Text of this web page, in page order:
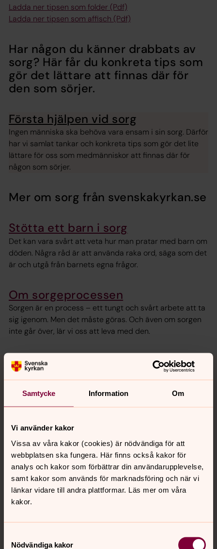
Samtycke Information Om
Vi använder kakor
Vissa av våra kakor (cookies) är nödvändiga för att
webbplatsen ska fungera. Här finns också kakor för
analys och kakor som förbättrar din användarupplevelse,
samt kakor som används för marknadsföring och när vi
länkar vidare till andra plattformar. Läs mer om våra
kakor.
Nödvändiga kakor
Ladda ner tipsen som folder (Pdf)
Ladda ner tipsen som affisch (Pdf)
Har någon du känner drabbats av
sorg? Här får du konkreta tips som
gör det lättare att finnas där för
den som sörjer.
Första hjälpen vid sorg
Ingen människa ska behöva vara ensam i sin sorg. Därför
har vi samlat tankar och konkreta tips som gör det lite
lättare för oss som medmänniskor att finnas där för
någon som sörjer.
Mer om sorg från svenskakyrkan.se
Stötta ett barn i sorg
Det kan vara svårt att veta hur man pratar med barn om
döden. Några råd är att använda raka ord, säga som det
är och utgå från barnets egna frågor.
Om sorgeprocessen
Sorgen är en process – ett tungt och svårt arbete att ta
sig igenom. Men det måste göras. Och även om sorgen
inte går över, lär vi oss att leva med den.
Samtalsgrupper om sorg
Du som förlorat en närstående - välkommen till en av
våra sorgegrupper. Att delta i en samtalsgrupp kan vara
är i liknande situation, dela din berättelse och lyssna till
andras och tillsammans med andra söka vägar för att
leva vidare. Nya grupper startar regelbundet, du kan
anmäla intresse i länken nedan så kommer du bli
kontaktad inför start.
Vid en kris